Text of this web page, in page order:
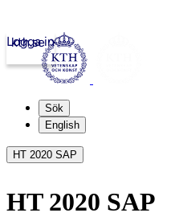
kth.se
Logga in
Sök
English
HT 2020 SAP
HT 2020 SAP